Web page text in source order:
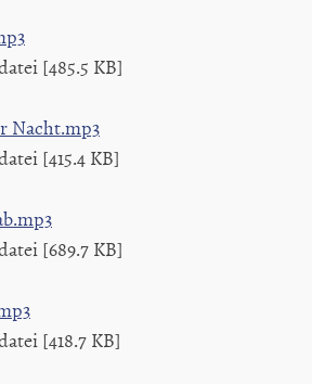
[485.5 KB]
Nacht.mp3
[415.4 KB]
[689.7 KB]
[418.7 KB]